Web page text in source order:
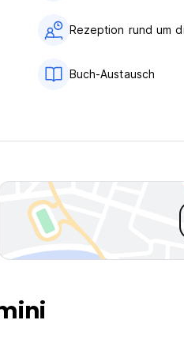
um den Abend richtig zu
Rezeption rund um
Buch-Austausch